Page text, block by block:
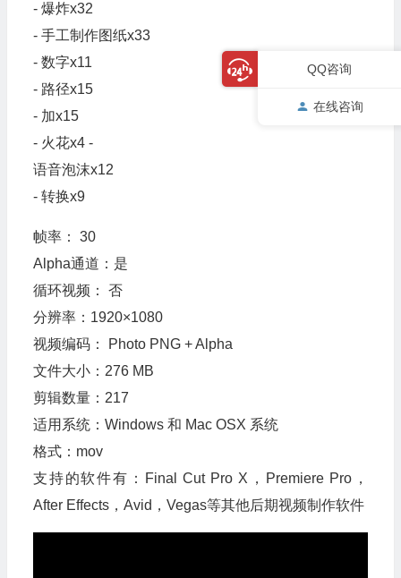
- 爆炸x32
- 手工制作图纸x33
- 数字x11
- 路径x15
- 加x15
- 火花x4 -
语音泡沫x12
- 转换x9
帧率： 30
Alpha通道：是
循环视频： 否
分辨率：1920×1080
视频编码： Photo PNG + Alpha
文件大小：276 MB
剪辑数量：217
适用系统：Windows 和 Mac OSX 系统
格式：mov
支持的软件有：Final Cut Pro X，Premiere Pro，
After Effects，Avid，Vegas等其他后期视频制作软件
QQ咨询
在线咨询